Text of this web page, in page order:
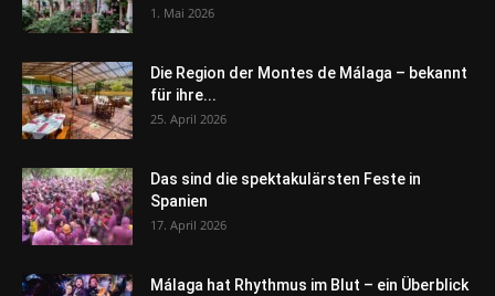
1. Mai 2026
Die Region der Montes de Málaga – bekannt
für ihre...
25. April 2026
Das sind die spektakulärsten Feste in
Spanien
17. April 2026
Málaga hat Rhythmus im Blut – ein Überblick